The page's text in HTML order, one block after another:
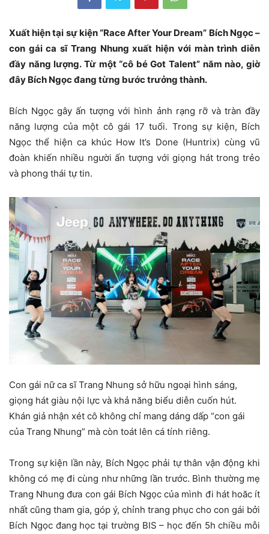
Xuất hiện tại sự kiện “Race After Your Dream” Bích Ngọc –
con gái ca sĩ Trang Nhung xuất hiện với màn trình diễn
đầy năng lượng. Từ một “cô bé Got Talent” năm nào, giờ
đây Bích Ngọc đang từng bước trưởng thành.
Bích Ngọc gây ấn tượng với hình ảnh rạng rỡ và tràn đầy
năng lượng của một cô gái 17 tuổi. Trong sự kiện, Bích
Ngọc thể hiện ca khúc How It’s Done (Huntrix) cùng vũ
đoàn khiến nhiều người ấn tượng với giọng hát trong trẻo
và phong thái tự tin.
Con gái nữ ca sĩ Trang Nhung sở hữu ngoại hình sáng,
giọng hát giàu nội lực và khả năng biểu diễn cuốn hút.
Khán giả nhận xét cô không chỉ mang dáng dấp “con gái
của Trang Nhung” mà còn toát lên cá tính riêng.
Trong sự kiện lần này, Bích Ngọc phải tự thân vận động khi
không có mẹ đi cùng như những lần trước. Bình thường mẹ
Trang Nhung đưa con gái Bích Ngọc của mình đi hát hoăc ít
nhất cũng tham gia, góp ý, chỉnh trang phục cho con gái bởi
Bích Ngọc đang học tại trường BIS – học đến 5h chiều mỗi